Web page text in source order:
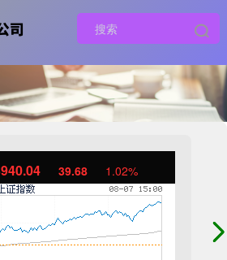
39.68 1.02%